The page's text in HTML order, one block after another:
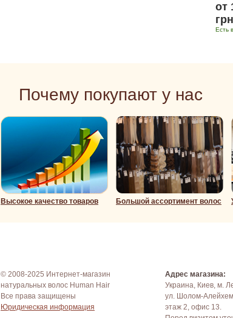
от
грн
Есть
Почему покупают у нас
Высокое качество товаров Большой ассортимент волос
© 2008-2025 Интернет-магазин
натуральных волос Human Hair
Все права защищены
Юридическая информация
Адрес магазина:
Украина, Киев, м.
ул. Шолом-
этаж 2, офис 13.